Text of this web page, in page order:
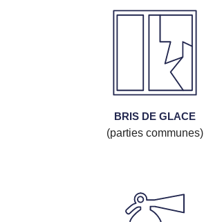
BRIS DE GLACE
(parties communes)